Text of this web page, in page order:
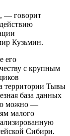
— говорит
Кузьмин.
его
с крупным
территории Тывы
база данных
можно —
малого
Сибири.